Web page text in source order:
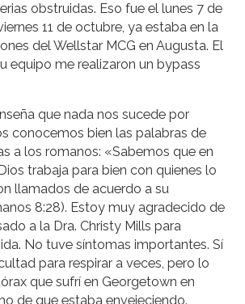
obstruidas. Eso fue el lunes 7 de
11 de octubre, ya estaba en la
del Wellstar MCG en Augusta. El
equipo me realizaron un bypass
que nada nos sucede por
conocemos bien las palabras de
a los romanos: «Sabemos que en
trabaja para bien con quienes lo
llamados de acuerdo a su
8:28). Estoy muy agradecido de
a la Dra. Christy Mills para
No tuve síntomas importantes. Sí
para respirar a veces, pero lo
que sufrí en Georgetown en
de que estaba envejeciendo.